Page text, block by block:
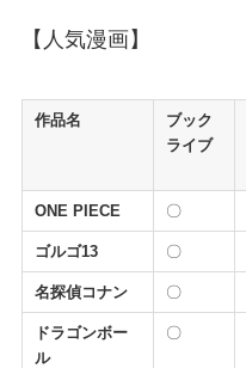
【人気漫画】
作品名
ブック
ライブ
ONE PIECE 〇
ゴルゴ13 〇
名探偵コナン 〇
ドラゴンボー
ル
〇